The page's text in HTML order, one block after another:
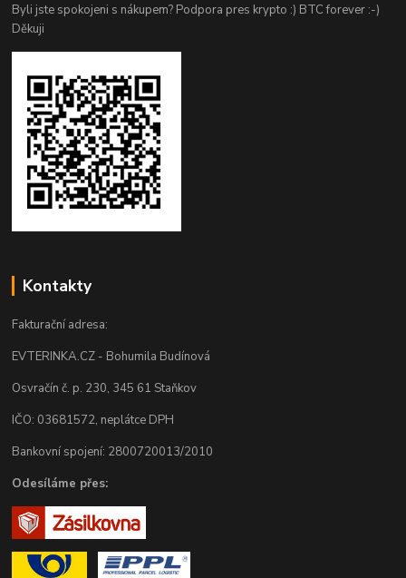
Byli jste spokojeni s nákupem? Podpora pres krypto :) BTC forever :-)
Děkuji
Kontakty
Fakturační adresa:
EVTERINKA.CZ - Bohumila Budínová
Osvračín č. p. 230, 345 61 Staňkov
IČO: 03681572, neplátce DPH
Bankovní spojení: 2800720013/2010
Odesíláme přes: